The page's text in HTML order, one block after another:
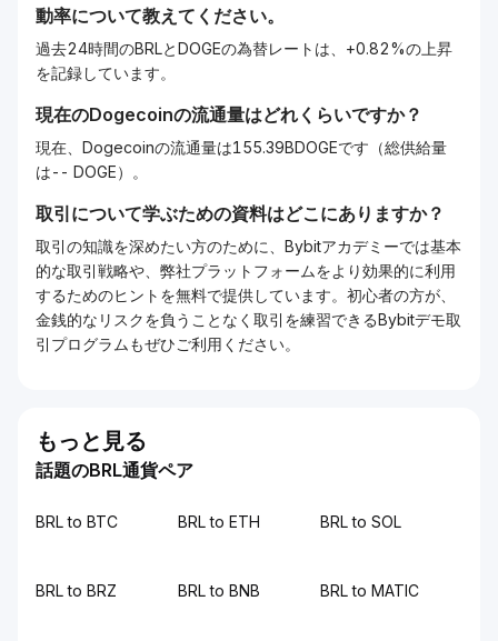
動率について教えてください。
過去24時間のBRLとDOGEの為替レートは、+0.82%の上昇
を記録しています。
現在のDogecoinの流通量はどれくらいですか？
現在、Dogecoinの流通量は155.39BDOGEです（総供給量
は-- DOGE）。
取引について学ぶための資料はどこにありますか？
取引の知識を深めたい方のために、Bybitアカデミーでは基本
的な取引戦略や、弊社プラットフォームをより効果的に利用
するためのヒントを無料で提供しています。初心者の方が、
金銭的なリスクを負うことなく取引を練習できるBybitデモ取
引プログラムもぜひご利用ください。
もっと見る
話題のBRL通貨ペア
BRL to BTC BRL to ETH BRL to SOL
BRL to BRZ BRL to BNB BRL to MATIC